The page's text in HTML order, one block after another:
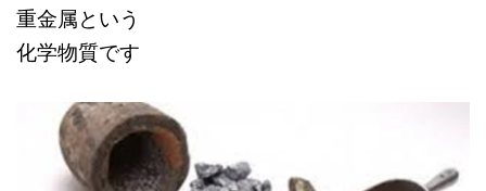
重金属という
化学物質です